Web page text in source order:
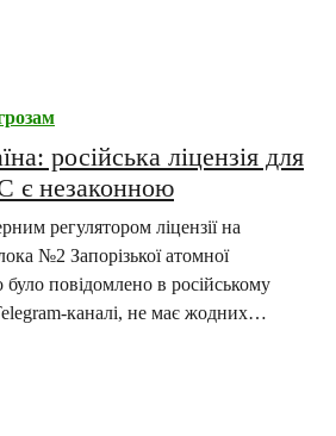
російська ліцензія для
є незаконною
регулятором ліцензії на
№2 Запорізької атомної
було повідомлено в російському
каналі, не має жодних
ні в міжнародній юрисдикції.
Україна.